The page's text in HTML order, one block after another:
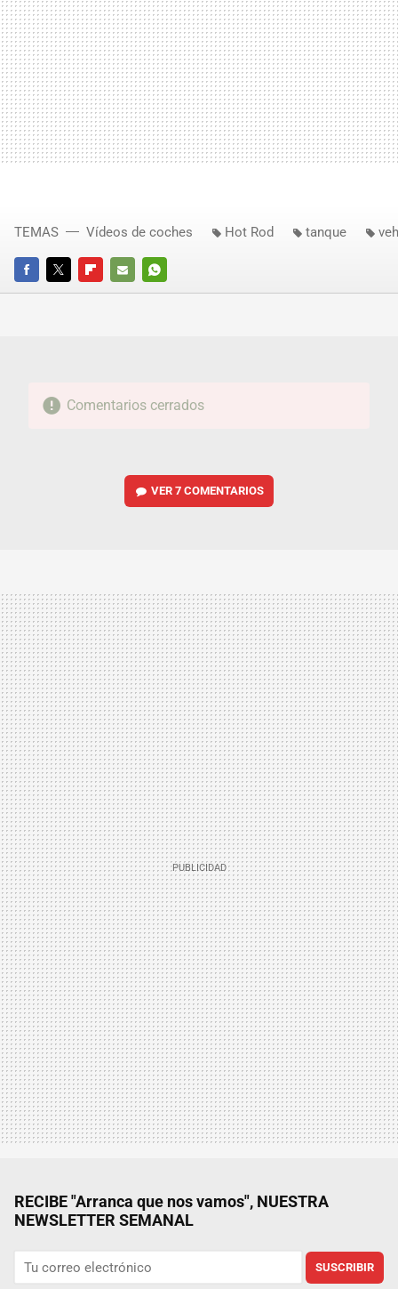
FACEBOOKTWITTERFLIPBOARD
E-
WHATSAPP
TEMAS Vídeos de coches Hot Rod tanque
Comentarios cerrados
VER7 COMENTARIOS
RECIBE "Arranca que nos vamos", NUESTRA
NEWSLETTER SEMANAL
SUSCRIBIR